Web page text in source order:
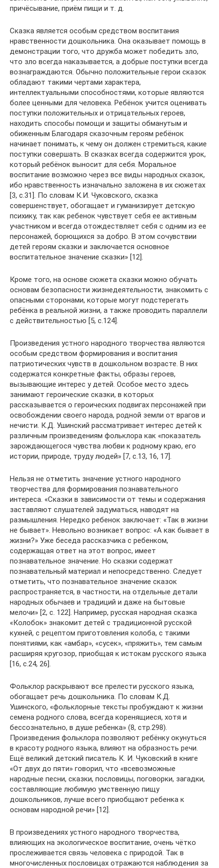
причёсывание, приём пищи и т. д.
Сказка является особым средством воспитания
нравственности дошкольника. Она оказывает помощь в
демонстрации того, что дружба может победить зло,
что зло всегда наказывается, а добрые поступки всегда
вознаграждаются. Обычно положительные герои сказок
обладают такими чертами характера,
интеллектуальными способностями, которые являются
более ценными для человека. Ребёнок учится оценивать
поступки положительных и отрицательных героев,
находить способы помощи и защиты обманутым и
обиженным Благодаря сказочным героям ребёнок
начинает понимать, к чему он должен стремиться, какие
поступки совершать. В сказках всегда содержится урок,
который ребёнок выносит для себя. Моральное
воспитание возможно через все виды народных сказок,
ибо нравственность изначально заложена в их сюжетах
[3, с.31]. По словам К.И. Чуковского, сказка
совершенствует, обогащает и гуманизирует детскую
психику, так как ребенок чувствует себя ее активным
участником и всегда отождествляет себя с одним из ее
персонажей, борющихся за добро. В этом сочувствии
детей героям сказки и заключается основное
воспитательное значение сказки» [12].
Кроме того, на основе сюжета сказки можно обучать
основам безопасности жизнедеятельности, знакомить с
опасными сторонами, которые могут подстерегать
ребёнка в реальной жизни, а также проводить параллели
с действительностью [5, с.124].
Произведения устного народного творчества являются
особым средством формирования и воспитания
патриотических чувств в дошкольном возрасте. В них
содержатся конкретные факты, образы героев,
вызывающие интерес у детей. Особое место здесь
занимают героические сказки, в которых
рассказывается о героических подвигах персонажей при
освобождении своего народа, родной земли от врагов и
нечисти. К.Д. Ушинский рассматривает интерес детей к
различным произведениям фольклора как «показатель
зарождающегося чувства любви к родному краю, его
истории, природе, труду людей» [7, с.13, 16, 17].
Нельзя не отметить значение устного народного
творчества для формирования познавательного
интереса. «Сказки в зависимости от темы и содержания
заставляют слушателей задуматься, наводят на
размышления. Нередко ребенок заключает: «Так в жизни
не бывает». Невольно возникает вопрос: «А как бывает в
жизни?» Уже беседа рассказчика с ребенком,
содержащая ответ на этот вопрос, имеет
познавательное значение. Но сказки содержат
познавательный материал и непосредственно. Следует
отметить, что познавательное значение сказок
распространяется, в частности, на отдельные детали
народных обычаев и традиций и даже на бытовые
мелочи» [2, с. 122]. Например, русская народная сказка
«Колобок» знакомит детей с традиционной русской
кухней, с рецептом приготовления колоба, с такими
понятиями, как «амбар», «сусек», «пряжить», тем самым
расширяя кругозор, приобщая к истокам русского языка
[16, с.24, 26].
Фольклор раскрывают все прелести русского языка,
обогащает речь дошкольника. По словам К.Д.
Ушинского, «фольклорные тексты пробуждают к жизни
семена родного слова, всегда коренящиеся, хотя и
бессознательно, в душе ребенка» (8, стр.298).
Произведения фольклора позволяют ребёнку окунуться
в красоту родного языка, влияют на образность речи.
Ещё великий детский писатель К. И. Чуковский в книге
«От двух до пяти» говорил, что «всевозможные
народные песни, сказки, пословицы, поговорки, загадки,
составляющие любимую умственную пищу
дошкольников, лучше всего приобщают ребенка к
основам народной речи» [12].
В произведениях устного народного творчества,
влияющих на экологическое воспитание, очень чётко
прослеживается связь человека с природой. Так в
многочисленных пословицах отражаются наблюдения за